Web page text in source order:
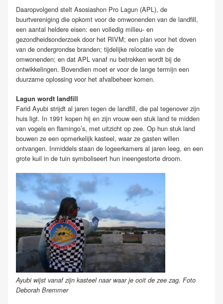
Daaropvolgend stelt Asosiashon Pro Lagun (APL), de
buurtvereniging die opkomt voor de omwonenden van de landfill,
een aantal heldere eisen: een volledig milieu- en
gezondheidsonderzoek door het RIVM; een plan voor het doven
van de ondergrondse branden; tijdelijke relocatie van de
omwonenden; en dat APL vanaf nu betrokken wordt bij de
ontwikkelingen. Bovendien moet er voor de lange termijn een
duurzame oplossing voor het afvalbeheer komen.
Lagun wordt landfill
Farid Ayubi strijdt al jaren tegen de landfill, die pal tegenover zijn
huis ligt. In 1991 kopen hij en zijn vrouw een stuk land te midden
van vogels en flamingo’s, met uitzicht op zee. Op hun stuk land
bouwen ze een opmerkelijk kasteel, waar ze gasten willen
ontvangen. Inmiddels staan de logeerkamers al jaren leeg, en een
grote kuil in de tuin symboliseert hun ineengestorte droom.
Ayubi wijst vanaf zijn kasteel naar waar je ooit de zee zag. Foto
Deborah Bremmer